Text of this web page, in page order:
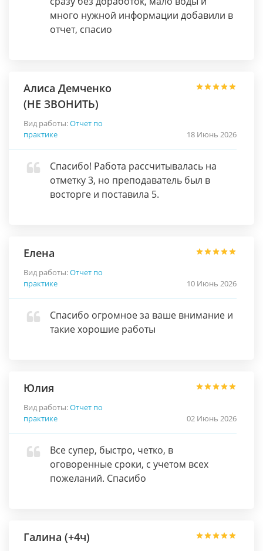
много нужной информации добавили в
отчет, спасио
Алиса Демченко
(НЕ ЗВОНИТЬ)
Вид работы:Отчет по
практике
18 Июнь 2026
Спасибо! Работа рассчитывалась на
отметку 3, но преподаватель был в
восторге и поставила 5.
Елена
Вид работы:Отчет по
практике
10 Июнь 2026
Спасибо огромное за ваше внимание и
такие хорошие работы
Юлия
Вид работы:Отчет по
практике
02 Июнь 2026
Все супер, быстро, четко, в
оговоренные сроки, с учетом всех
пожеланий. Спасибо
Галина (+4ч)